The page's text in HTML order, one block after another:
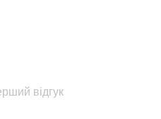
відгук